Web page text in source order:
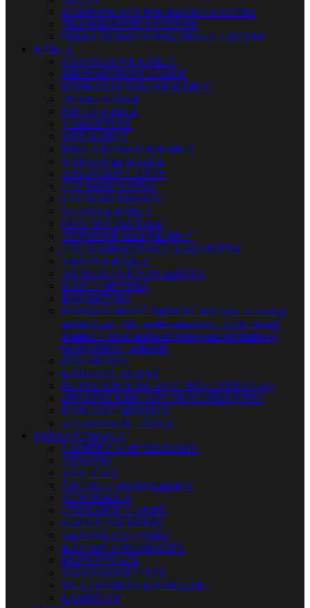
KOMPONENTY PRE RACKY A KUFRE
TRANSPORTNÉ SYSTÉMY
PRÍSLUŠENSTVO PRE OBALY A KUFRE
KÁBLE
NÁSTROJOVÉ KÁBLE
MIKROFÓNOVÉ KÁBLE
REPRODUKTOROVÉ KÁBLE
AUDIO KÁBLE
PATCH KÁBLE
Y ADAPTÉRY
MIDI KÁBLE
DMX A RIADIACE KÁBLE
NAPÁJACIE KÁBLE
ZÁSUVKOVÉ LIŠTY
CEE KONEKTORY
CEE ROZVÁDZAČE
OSTATNÉ KÁBLE
LIVE MULTIKÁBLE
ŠTÚDIOVÉ MULTIKÁBLE
CAT ROZBOČOVAČE A ADAPTÉRY
SIEŤOVÉ KÁBLE
ANALÓGOVÉ STAGEBOXY
KÁBLE METRÁŽ
KONEKTORY
KONEKTOROVÉ REDUKCIENájdite si vhodnú
redukciu pre Vaše audio zariadenie a zažite skvelý
komfort + nové možnosti prepojenia pri štúdiovej,
alebo pódiovej aplikácii.
PATCHBAYE
KÁBLOVÉ BUBNY
KUFRE PRE KÁBLOVÉ PRÍSLUŠENSTVO
OSTATNÉ KÁBLOVÉ PRÍSLUŠENSTVO
KÁBLOVÉ MOSTÍKY
SŤAHOVACIE PÁSKY
PRÍSLUŠENSTVO
LADIČKY A METRONÓMY
STOJANY
STOLIČKY
ČISTIACE PROSTRIEDKY
SLÚCHADLÁ
CHRÁNIČE SLUCHU
PAMÄŤOVÉ MÉDIÁ
SIEŤOVÉ ADAPTÉRY
BATÉRIE A NABÍJAČKY
ROZVÁDZAČE
ZÁSUVKOVÉ LIŠTY
MULTIFUNKČNÉ NÁRADIE
LAMPIČKY